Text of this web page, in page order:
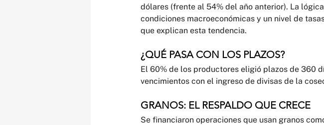
dólares (frente al 54% del año anterior). La
condiciones macroeconómicas y un nivel de
que explican esta tendencia.
¿QUÉ PASA CON LOS PLAZOS?
El 60% de los productores eligió plazos de 360
vencimientos con el ingreso de divisas de la
GRANOS: EL RESPALDO QUE CRECE
Se financiaron operaciones que usan granos